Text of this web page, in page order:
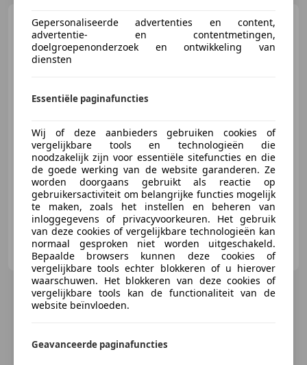
Renault Grand Scenic
2.0-16V Business Line 7p.
08/2006 287.185 km Benzine
99 kW (135 PK)
Cardepot
NL-5048 AZ TILBURG
Gepersonaliseerde advertenties en content,
advertentie- en contentmetingen,
doelgroepenonderzoek en ontwikkeling van
diensten
Essentiële paginafuncties
Wij of deze aanbieders gebruiken cookies of
vergelijkbare tools en technologieën die
noodzakelijk zijn voor essentiële sitefuncties en die
de goede werking van de website garanderen. Ze
worden doorgaans gebruikt als reactie op
gebruikersactiviteit om belangrijke functies mogelijk
te maken, zoals het instellen en beheren van
inloggegevens of privacyvoorkeuren. Het gebruik
van deze cookies of vergelijkbare technologieën kan
normaal gesproken niet worden uitgeschakeld.
Bepaalde browsers kunnen deze cookies of
vergelijkbare tools echter blokkeren of u hierover
waarschuwen. Het blokkeren van deze cookies of
vergelijkbare tools kan de functionaliteit van de
website beïnvloeden.
Geavanceerde paginafuncties